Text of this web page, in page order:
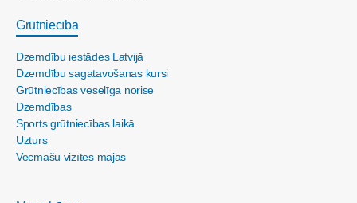
Grūtniecība
Dzemdību iestādes Latvijā
Dzemdību sagatavošanas kursi
Grūtniecības veselīga norise
Dzemdības
Sports grūtniecības laikā
Uzturs
Vecmāšu vizītes mājās